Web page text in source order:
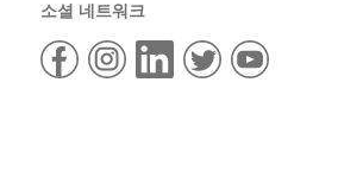
소셜 네트워크